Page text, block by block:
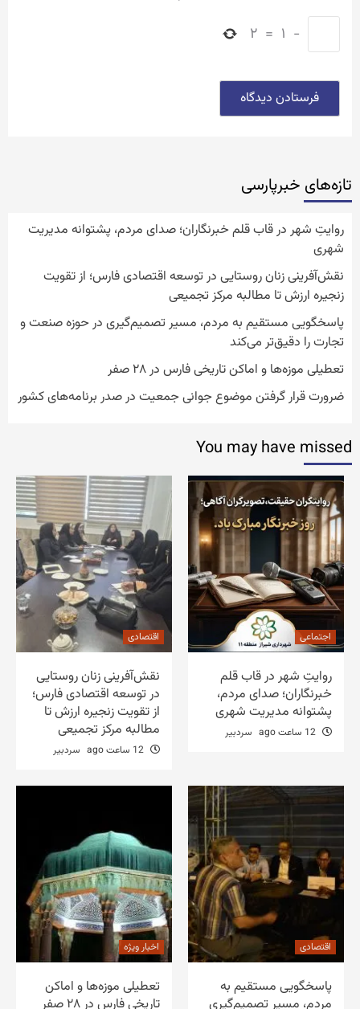
− ۱ = ۲
تازه‌‏های خبرپارسی
روایتِ شهر در قاب قلم خبرنگاران؛ صدای مردم، پشتوانه مدیریت
شهری
نقش‌آفرینی زنان روستایی در توسعه اقتصادی فارس؛ از تقویت
زنجیره ارزش تا مطالبه مرکز تجمیعی
پاسخگویی مستقیم به مردم، مسیر تصمیم‌گیری در حوزه صنعت و
تجارت را دقیق‌تر می‌کند
تعطیلی موزه‌ها و اماکن تاریخی فارس در ۲۸ صفر
ضرورت قرار گرفتن موضوع جوانی جمعیت در صدر برنامه‌های کشور
You may have missed
اجتماعی
روایتِ شهر در قاب قلم
خبرنگاران؛ صدای مردم،
پشتوانه مدیریت شهری
سردبیر
اقتصادی
نقش‌آفرینی زنان روستایی
در توسعه اقتصادی فارس؛
از تقویت زنجیره ارزش تا
مطالبه مرکز تجمیعی
سردبیر
اقتصادی
پاسخگویی مستقیم به
مردم، مسیر تصمیم‌گیری
اخبار ویژه
تعطیلی موزه‌ها و اماکن
تاریخی فارس در ۲۸ صفر